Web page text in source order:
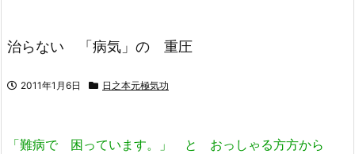
治らない 「病気」の 重圧
2011年1月6日 日之本元極気功
「難病で 困っています。」 と おっしゃる方方から